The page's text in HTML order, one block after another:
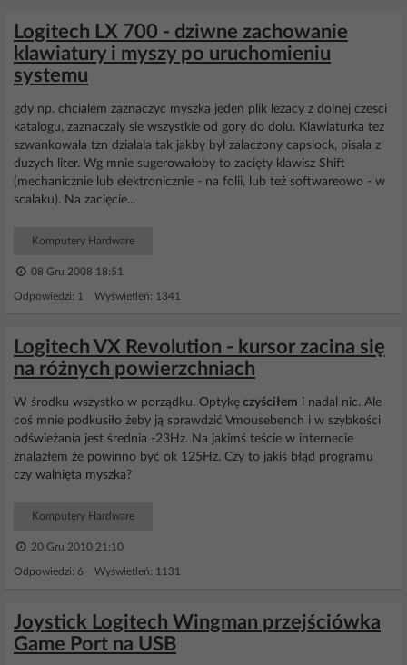
Logitech LX 700 - dziwne zachowanie
klawiatury i myszy po uruchomieniu
systemu
gdy np. chcialem zaznaczyc myszka jeden plik lezacy z dolnej czesci
katalogu, zaznaczaly sie wszystkie od gory do dolu. Klawiaturka tez
szwankowala tzn dzialala tak jakby byl zalaczony capslock, pisala z
duzych liter. Wg mnie sugerowałoby to zacięty klawisz Shift
(mechanicznie lub elektronicznie - na folii, lub też softwareowo - w
scalaku). Na zacięcie...
Komputery Hardware
08 Gru 2008 18:51
Odpowiedzi: 1 Wyświetleń: 1341
Logitech VX Revolution - kursor zacina się
na różnych powierzchniach
W środku wszystko w porządku. Optykę czyściłem i nadal nic. Ale
coś mnie podkusiło żeby ją sprawdzić Vmousebench i w szybkości
odświeżania jest średnia -23Hz. Na jakimś teście w internecie
znalazłem że powinno być ok 125Hz. Czy to jakiś błąd programu
czy walnięta myszka?
Komputery Hardware
20 Gru 2010 21:10
Odpowiedzi: 6 Wyświetleń: 1131
Joystick Logitech Wingman przejściówka
Game Port na USB